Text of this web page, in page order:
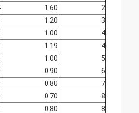
2
1.60
3
1.20
4
1.00
4
1.19
5
1.00
6
0.90
7
0.80
8
0.70
8
0.80